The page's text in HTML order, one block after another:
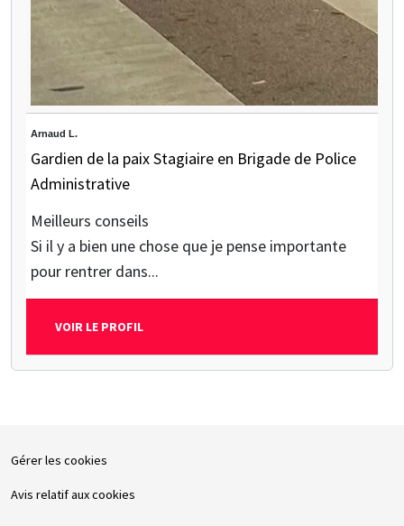
Arnaud L.
Gardien de la paix Stagiaire en Brigade de Police
Administrative
Meilleurs conseils
Si il y a bien une chose que je pense importante
pour rentrer dans...
VOIR LE PROFIL
Gérer les cookies
Avis relatif aux cookies